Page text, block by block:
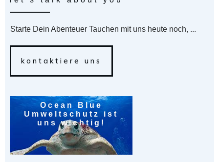
Starte Dein Abenteuer Tauchen mit uns heute noch, ...
kontaktiere uns
Ocean Blue
Umweltschutz ist
uns wichtig!